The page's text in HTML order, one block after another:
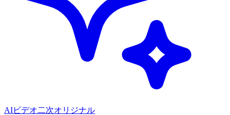
AIビデオ二次オリジナル